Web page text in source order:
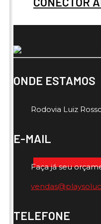
ONDE ESTAMOS
Rodovia Luiz
E-MAIL
Faça já seu
TELEFONE